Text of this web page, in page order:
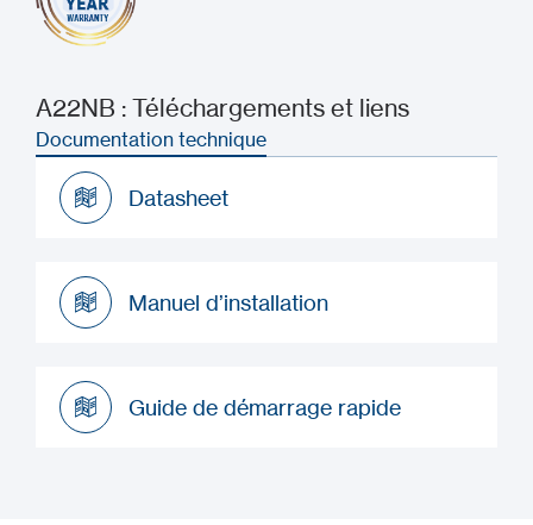
A22NB : Téléchargements et liens
Documentation technique
Datasheet
Manuel d’installation
Guide de démarrage rapide